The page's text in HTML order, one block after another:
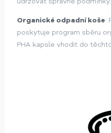
Organické odpadní koše:
poskytuje program sběru
PHA kapsle vhodit do